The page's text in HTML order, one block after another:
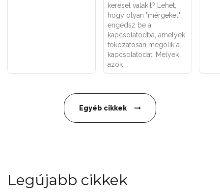
keresel valakit? Lehet,
hogy olyan "mérgeket"
engedsz be a
kapcsolatodba, amelyek
fokozatosan megölik a
kapcsolatodat! Melyek
azok
Egyéb cikkek
Legújabb cikkek